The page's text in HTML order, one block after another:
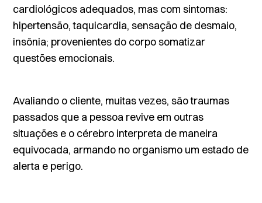
cardiológicos adequados, mas com sintomas:
hipertensão, taquicardia, sensação de desmaio,
insônia; provenientes do corpo somatizar
questões emocionais.
Avaliando o cliente, muitas vezes, são traumas
passados que a pessoa revive em outras
situações e o cérebro interpreta de maneira
equivocada, armando no organismo um estado de
alerta e perigo.